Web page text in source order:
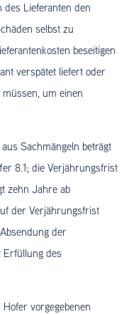
des Lieferanten den
selbst zu
beseitigen
verspätet liefert oder
um einen
Sachmängeln beträgt
8.1; die Verjährungsfrist
zehn Jahre ab
der Verjährungsfrist
der
Erfüllung des
vorgegebenen